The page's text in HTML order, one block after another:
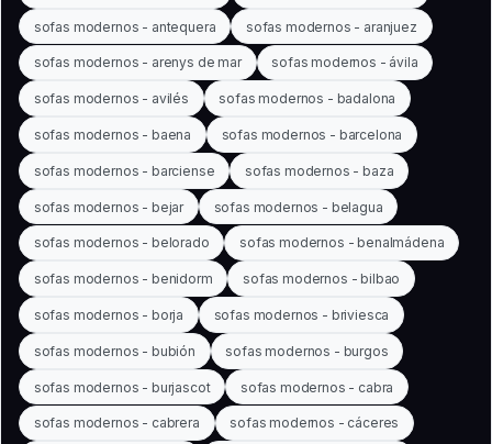
sofas modernos - antequera sofas modernos - aranjuez
sofas modernos - arenys de mar sofas modernos - ávila
sofas modernos - avilés sofas modernos - badalona
sofas modernos - baena sofas modernos - barcelona
sofas modernos - barciense sofas modernos - baza
sofas modernos - bejar sofas modernos - belagua
sofas modernos - belorado sofas modernos - benalmádena
sofas modernos - benidorm sofas modernos - bilbao
sofas modernos - borja sofas modernos - briviesca
sofas modernos - bubión sofas modernos - burgos
sofas modernos - burjascot sofas modernos - cabra
sofas modernos - cabrera sofas modernos - cáceres